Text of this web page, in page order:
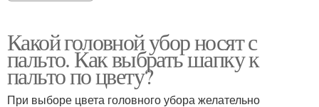
Какой головной убор носят с
пальто. Как выбрать шапку к
пальто по цвету?
При выборе цвета головного убора желательно